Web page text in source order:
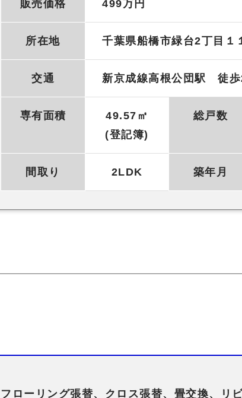
販売価格 499万円
所在地 千葉県船橋市緑台2丁目１
交通 新京成線高根公団駅 徒
専有面積
49.57㎡
(登記簿)
総戸数
間取り 2LDK 築年月
フローリング張替、クロス張替、畳交換、リ